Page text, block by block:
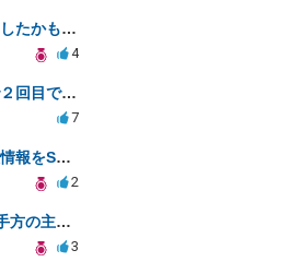
誹謗中傷に当たる内容を投稿したかもしれない。開示請求や民事刑事裁判に発展しうるのか教えて欲しい。
4
開示請求の仮処分での審尋で２回目で終わらない場合どうしたらいいですか
7
当方の腹いせで相手方の個人情報をSNSで晒してしまい名誉毀損させてしまったかもしれない
2
Xの開示請求の双方審で、相手方の主張が口頭ばかりで把握しきれません
3